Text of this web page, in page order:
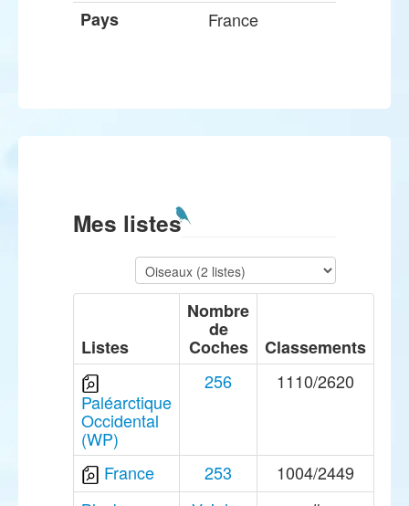
Pays
France
Mes listes
Listes
Nombre
de
Coches Classements
Paléarctique
Occidental
(WP)
256 1110/2620
France 253
1004/2449